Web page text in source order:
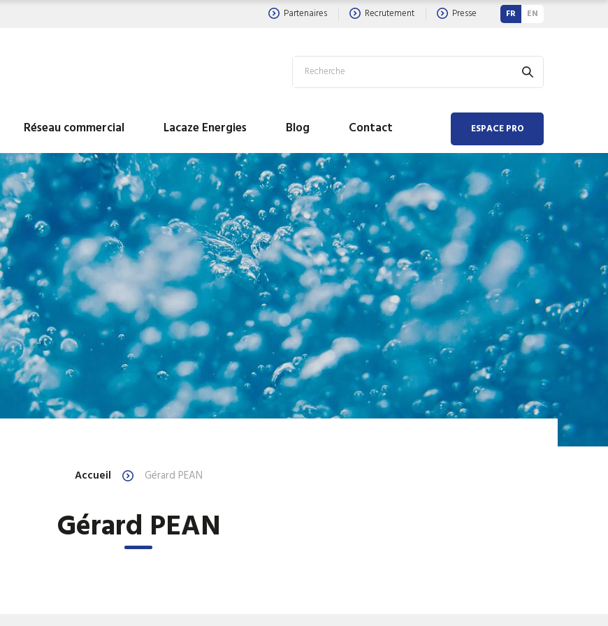
Partenaires Recrutement Presse FR EN
Réseau commercial Lacaze Energies Blog Contact ESPACE PRO
BALLON EAU CHAUDE
SANITAIRE
BALLON ECS HYDROGAZ
INDUSTRIELS
BALLON INDUSTRIEL AIR
LIBRE
BALLON INDUSTRIEL EAU
CHAUDE DE CHAUFFAGE
BALLON INDUSTRIEL EAU
GLACEE
BALLON INDUSTRIEL TAMPON
D EAU CHAUDE SANITAIRE
Ballons ECS avec réchauffeur
Ballons et réservoirs d'eau
primaire
Ballons et réservoirs eau
chaude sanitaire
Ballons et réservoirs ECS à Chaudières électriques
Equipements industriels Filtres magnétiques
Accueil Gérard PEAN
Gérard PEAN